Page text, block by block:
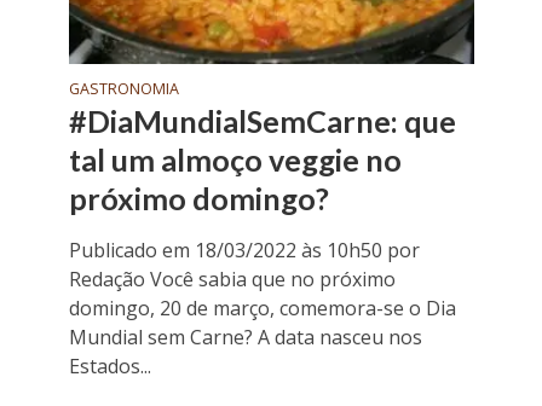
GASTRONOMIA
#DiaMundialSemCarne: que
tal um almoço veggie no
próximo domingo?
Publicado em 18/03/2022 às 10h50 por
Redação Você sabia que no próximo
domingo, 20 de março, comemora-se o Dia
Mundial sem Carne? A data nasceu nos
Estados...